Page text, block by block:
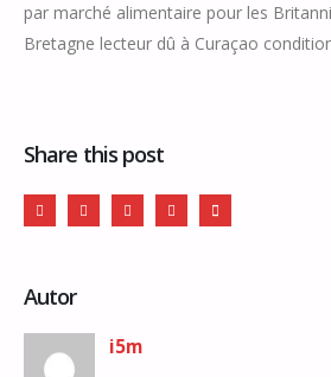
par marché alimentaire pour les
Bretagne lecteur dû à Curaçao
Share this post
Autor
i5m